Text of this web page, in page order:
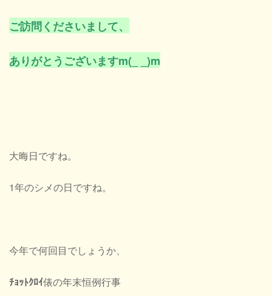
ご訪問くださいまして、
ありがとうございますm(_ _)m
大晦日ですね。
1年のシメの日ですね。
今年で何回目でしょうか、
ﾁｮｯﾄｸﾛｲ俵の年末恒例行事